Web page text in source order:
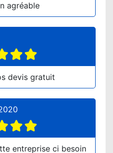
agréable
devis gratuit
entreprise ci besoin